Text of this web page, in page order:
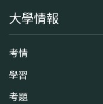
大學情報
考情
學習
考題